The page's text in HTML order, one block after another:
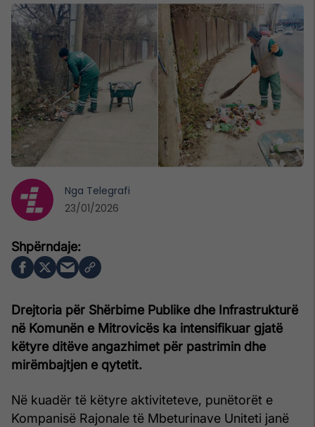
Drejtoria për Shërbime Publike dhe Infrastrukturë
në Komunën e Mitrovicës ka intensifikuar gjatë
këtyre ditëve angazhimet për pastrimin dhe
mirëmbajtjen e qytetit.
Në kuadër të këtyre aktiviteteve, punëtorët e
Kompanisë Rajonale të Mbeturinave Uniteti janë
Nga Telegrafi
23/01/2026